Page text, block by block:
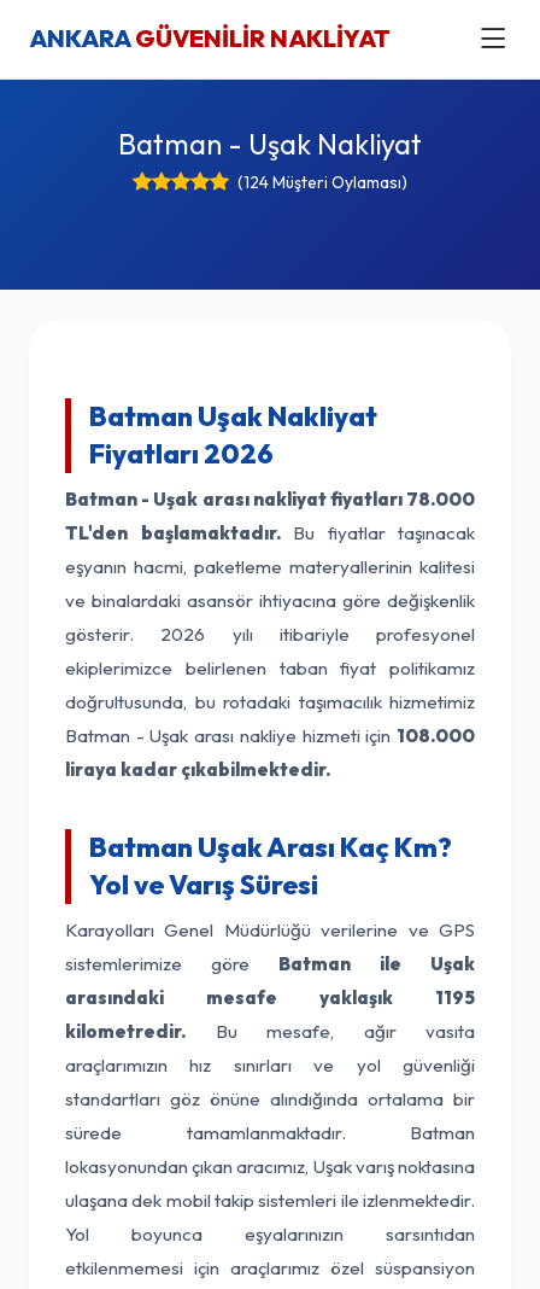
ANKARAGÜVENİLİR NAKLİYAT
Batman - Uşak Nakliyat
(124 Müşteri Oylaması)
Batman Uşak Nakliyat
Fiyatları 2026
Batman - Uşak arası nakliyat fiyatları 78.000
TL'den başlamaktadır.Bu fiyatlar taşınacak
eşyanın hacmi, paketleme materyallerinin kalitesi
ve binalardaki asansör ihtiyacına göre değişkenlik
gösterir. 2026 yılı itibariyle profesyonel
ekiplerimizce belirlenen taban fiyat politikamız
doğrultusunda, bu rotadaki taşımacılık hizmetimiz
Batman - Uşak arası nakliye hizmeti için 108.000
liraya kadar çıkabilmektedir.
Batman Uşak Arası Kaç Km?
Yol ve Varış Süresi
Karayolları Genel Müdürlüğü verilerine ve GPS
sistemlerimize göre Batman ile Uşak
arasındaki mesafe yaklaşık 1195
kilometredir. Bu mesafe, ağır vasıta
araçlarımızın hız sınırları ve yol güvenliği
standartları göz önüne alındığında ortalama bir
sürede tamamlanmaktadır. Batman
lokasyonundan çıkan aracımız, Uşak varış noktasına
ulaşana dek mobil takip sistemleri ile izlenmektedir.
Yol boyunca eşyalarınızın sarsıntıdan
etkilenmemesi için araçlarımız özel süspansiyon